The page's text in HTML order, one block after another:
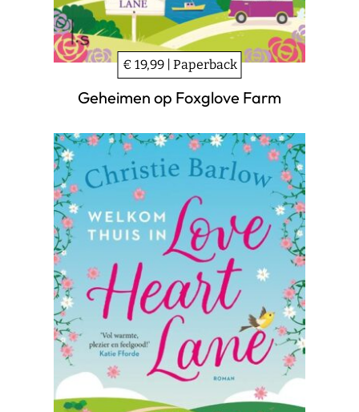
€ 19,99 | Paperback
Geheimen op Foxglove Farm